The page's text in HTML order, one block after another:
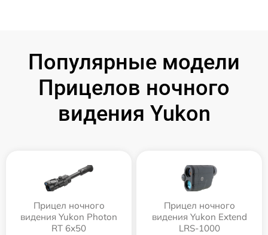
Популярные модели
Прицелов ночного
видения Yukon
Прицел ночного
видения Yukon Photon
RT 6х50
Прицел ночного
видения Yukon Extend
LRS-1000